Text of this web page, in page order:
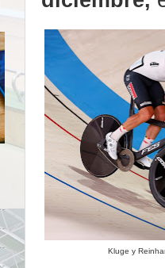
Kluge y